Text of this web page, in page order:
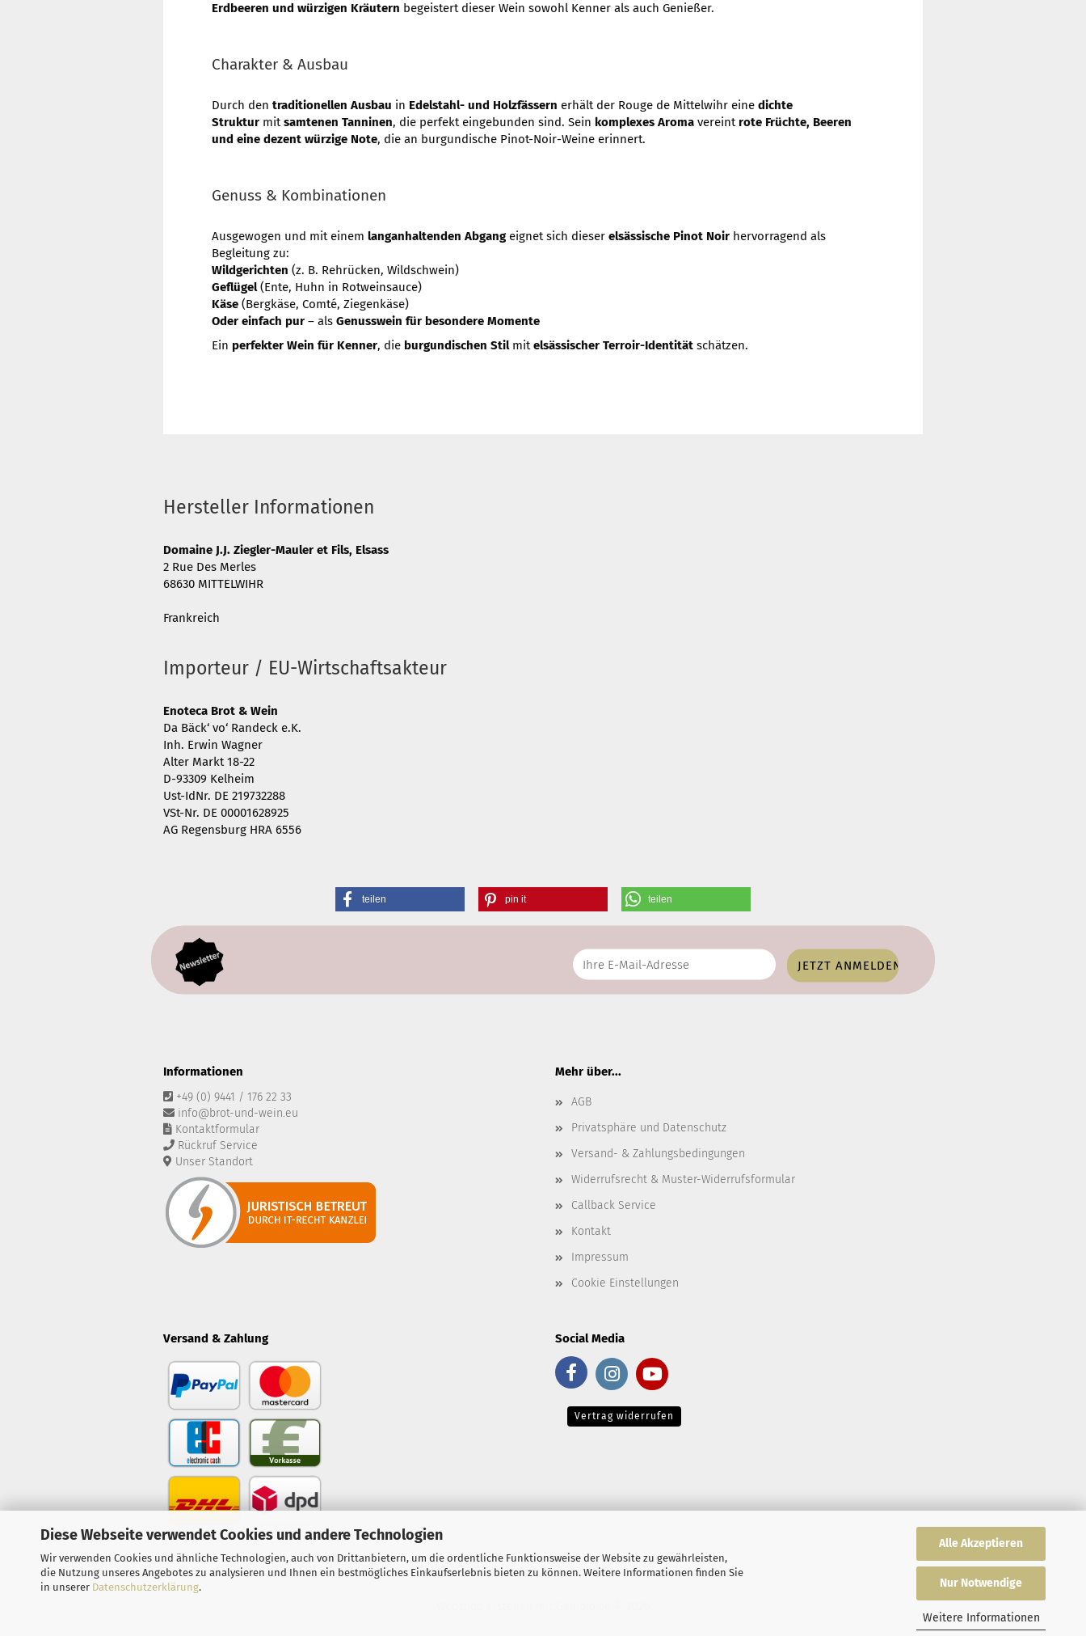
Diese Webseite verwendet Cookies und andere Technologien
Wir verwenden Cookies und ähnliche Technologien, auch von Drittanbietern, um die ordentliche Funktionsweise der Website zu gewährleisten,
die Nutzung unseres Angebotes zu analysieren und Ihnen ein bestmögliches Einkaufserlebnis bieten zu können. Weitere Informationen finden Sie
in unserer Datenschutzerklärung.
Alle Akzeptieren
Nur Notwendige
Weitere Informationen
Erdbeeren und würzigen Kräutern begeistert dieser Wein sowohl Kenner als auch Genießer.
Charakter & Ausbau
Durch den traditionellen Ausbau in Edelstahl- und Holzfässern erhält der Rouge de Mittelwihr eine dichte
Struktur mitsamtenen Tanninen, die perfekt eingebunden sind. Sein komplexes Aroma vereint rote Früchte, Beeren
und eine dezent würzige Note, die an burgundische Pinot-Noir-Weine erinnert.
Genuss & Kombinationen
Ausgewogen und mit einem langanhaltenden Abgangeignet sich dieser elsässische Pinot Noir hervorragend als
Begleitung zu:
Wildgerichten (z. B. Rehrücken, Wildschwein)
Geflügel(Ente, Huhn in Rotweinsauce)
Käse (Bergkäse, Comté, Ziegenkäse)
Oder einfach pur – als Genusswein für besondere Momente
Ein perfekter Wein für Kenner, die burgundischen Stilmitelsässischer Terroir-Identität schätzen.
Hersteller Informationen
Domaine J.J. Ziegler-Mauler et Fils, Elsass
2 Rue Des Merles
68630 MITTELWIHR
Frankreich
Importeur / EU-Wirtschaftsakteur
Enoteca Brot & Wein
Da Bäck‘ vo‘ Randeck e.K.
Inh. Erwin Wagner
Alter Markt 18-22
D-93309 Kelheim
Ust-IdNr. DE 219732288
VSt-Nr. DE 00001628925
AG Regensburg HRA 6556
teilen pin it teilen
Informationen
+49 (0) 9441 / 176 22 33
info@brot-und-wein.eu
Kontaktformular
Rückruf Service
Unser Standort
Mehr über...
AGB
Privatsphäre und Datenschutz
Versand- & Zahlungsbedingungen
Widerrufsrecht & Muster-Widerrufsformular
Callback Service
Kontakt
Impressum
Cookie Einstellungen
Versand & Zahlung Social Media
Vertrag widerrufen